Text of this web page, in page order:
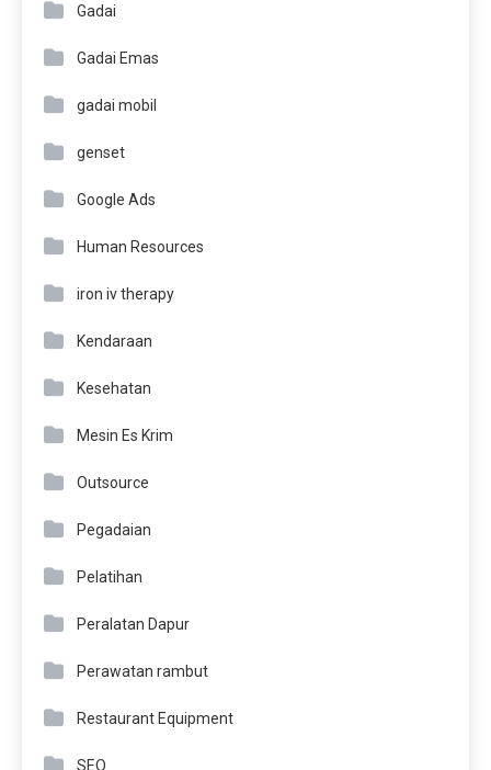
Gadai
Gadai Emas
gadai mobil
genset
Google Ads
Human Resources
iron iv therapy
Kendaraan
Kesehatan
Mesin Es Krim
Outsource
Pegadaian
Pelatihan
Peralatan Dapur
Perawatan rambut
Restaurant Equipment
SEO